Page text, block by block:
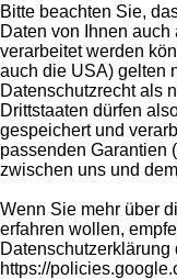
Bitte beachten Sie,
Daten von Ihnen
verarbeitet werden
auch die USA) gelten
Datenschutzrecht als
Drittstaaten dürfen
gespeichert und
passenden Garantien
zwischen uns und
Wenn Sie mehr über
erfahren wollen,
https://